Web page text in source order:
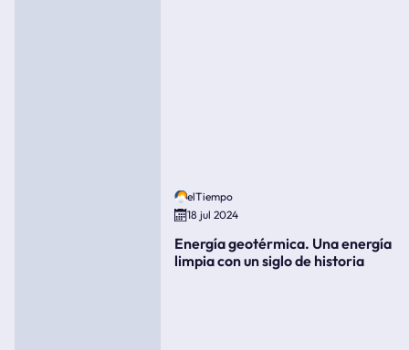
elTiempo
18 jul 2024
Energía geotérmica. Una energía
limpia con un siglo de historia